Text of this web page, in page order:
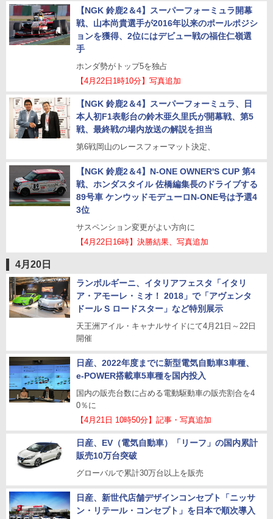
【NGK 鈴鹿2＆4】スーパーフォーミュラ開幕
戦、山本尚貴選手が2016年以来のポールポジシ
ョンを獲得、2位にはデビュー戦の福住仁嶺選
手
ホンダ勢がトップ5を独占
【4月22日1時10分】写真追加
【NGK 鈴鹿2＆4】スーパーフォーミュラ、日
本人初F1表彰台の鈴木亜久里氏が開幕戦、第5
戦、最終戦の場内放送の解説を担当
第6戦岡山のレースフォーマット決定、
【NGK 鈴鹿2＆4】N-ONE OWNER'S CUP 第4
戦、ホンダスタイル 佐橋編集長のドライブする
89号車 ケンウッドモデューロN-ONE号は予選4
3位
サスペンション変更がよい方向に
【4月22日16時】決勝結果、写真追加
4月20日
ランボルギーニ、イタリアフェスタ「イタリ
ア・アモーレ・ミオ！ 2018」で「アヴェンタ
ドール S ロードスター」など特別展示
天王洲アイル・キャナルサイドにて4月21日～22日
開催
日産、2022年度までに新型電気自動車3車種、
e-POWER搭載車5車種を国内投入
国内の販売台数に占める電動駆動車の販売割合を4
0％に
【4月21日 10時50分】記事・写真追加
日産、EV（電気自動車）「リーフ」の国内累計
販売10万台突破
グローバルで累計30万台以上を販売
日産、新世代店舗デザインコンセプト「ニッサ
ン・リテール・コンセプト」を日本で順次導入